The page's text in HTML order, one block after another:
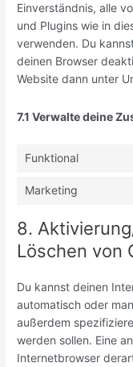
Einverständnis, alle
und Plugins wie in
verwenden. Du
deinen Browser
Website dann unter
7.1 Verwalte deine
Funktional
Marketing
8.
Löschen von
Du kannst deinen
automatisch oder
außerdem
werden sollen. Eine
Internetbrowser